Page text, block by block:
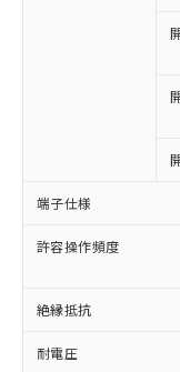
端子仕様
許容操作頻度
絶縁抵抗
耐電圧
以下の条
本サ
商品
(税
当社
本サ
こと
在庫
記載
タに
準価
対応予定
非含有に
調査・確
非含有の
非該当品
害物質有
仕入先様の
いたもの
むを得ず変
*EU RoHS指令
鉛(Pb)
六価クロム
「○」：最
基準値以
「×」：最
基準値を
「－」：未
当社
為替
（以
また
国政
可)